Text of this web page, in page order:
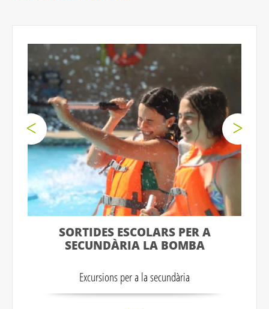
SORTIDES ESCOLARS PER A
SECUNDÀRIA LA BOMBA
Excursions per a la secundària